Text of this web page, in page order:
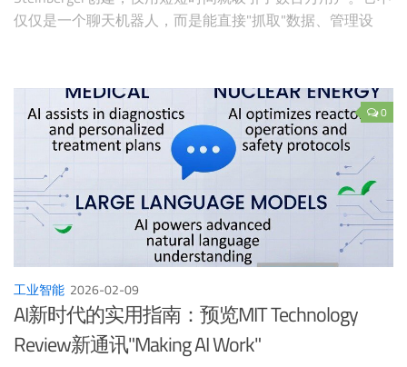
仅仅是一个聊天机器人，而是能直接"抓取"数据、管理设
0
工业智能 2026-02-09
AI新时代的实用指南：预览MIT Technology
Review新通讯"Making AI Work"